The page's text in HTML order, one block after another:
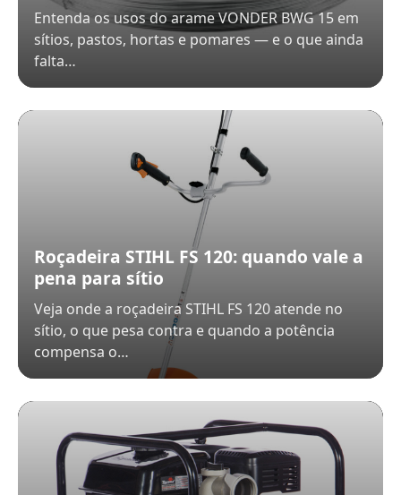
Entenda os usos do arame VONDER BWG 15 em
sítios, pastos, hortas e pomares — e o que ainda
falta…
Roçadeira STIHL FS 120: quando vale a
pena para sítio
Veja onde a roçadeira STIHL FS 120 atende no
sítio, o que pesa contra e quando a potência
compensa o…